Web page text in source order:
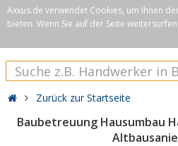
Axxus.de verwendet Cookies, um Ihnen
bieten. Wenn Sie auf der Seite
Zurück zur Startseite
Baubetreuung Hausumbau